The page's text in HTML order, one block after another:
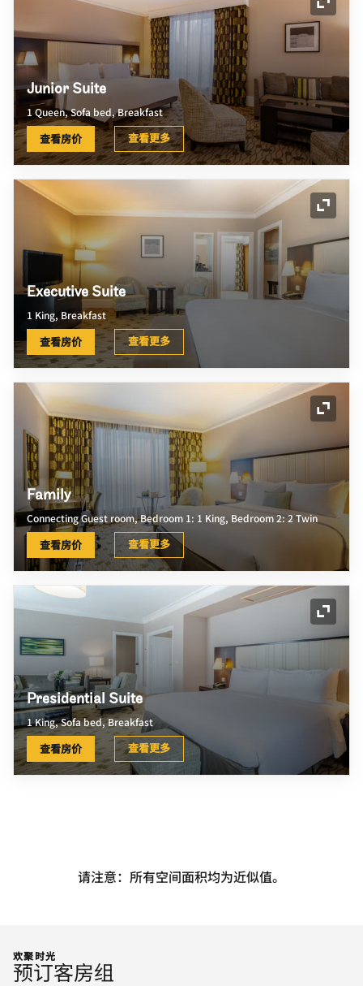
展开
Junior Suite
1 Queen, Sofa bed, Breakfast
查看房价 查看更多
展开
Executive Suite
1 King, Breakfast
查看房价 查看更多
展开
Family
Connecting Guest room, Bedroom 1: 1 King, Bedroom 2: 2 Twin
查看房价 查看更多
展开
Presidential Suite
1 King, Sofa bed, Breakfast
查看房价 查看更多
请注意：所有空间面积均为近似值。
欢聚时光
预订客房组